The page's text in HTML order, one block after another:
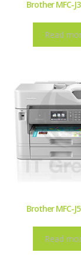
Brother MFC-
Read
Brother MFC-
Read